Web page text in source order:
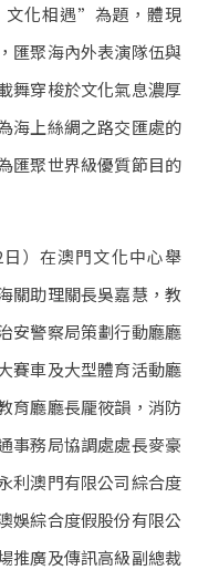
化相遇”為題，體現
聚海內外表演隊伍與
舞穿梭於文化氣息濃厚
海上絲綢之路交匯處的
匯聚世界級優質節目的
）在澳門文化中心舉
關助理關長吳嘉慧，教
安警察局策劃行動廳廳
賽車及大型體育活動廳
育廳廳長龎筱韻，消防
事務局協調處處長麥豪
利澳門有限公司綜合度
娛綜合度假股份有限公
推廣及傳訊高級副總裁